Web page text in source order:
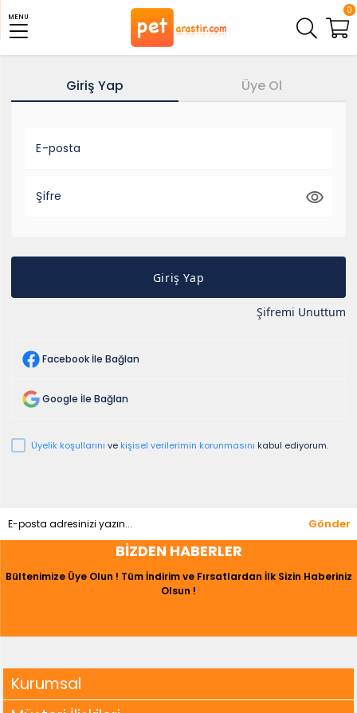
MENU
0
Giriş Yap Üye Ol
E-posta
Şifre
Giriş Yap
Şifremi Unuttum
Facebook İle Bağlan
Google İle Bağlan
Üyelik koşullarını ve kişisel verilerimin korunmasını kabul ediyorum.
Gönder
BIZDEN HABERLER
Bültenimize Üye Olun ! Tüm İndirim ve Fırsatlardan İlk Sizin Haberiniz
Olsun !
Kurumsal